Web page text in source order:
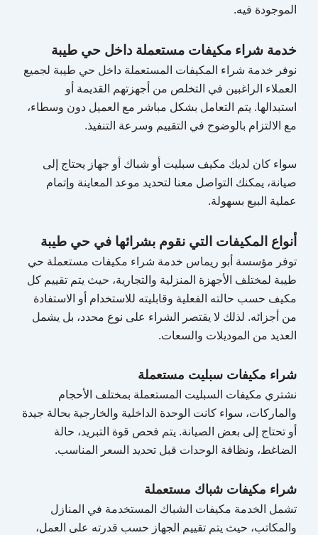
الموجودة فيه.
خدمة شراء مكيفات مستعملة داخل حي طيبة
نوفر خدمة شراء المكيفات المستعملة داخل حي طيبة لجميع
العملاء الراغبين في التخلص من أجهزتهم القديمة أو
استبدالها. يتم التعامل بشكل مباشر مع العميل دون وسطاء،
مع الالتزام بالوضوح في التقييم وسرعة التنفيذ.
سواء كان لديك مكيف سبليت أو شباك أو جهاز يحتاج إلى
صيانة، يمكنك التواصل معنا لتحديد موعد المعاينة وإتمام
عملية البيع بسهولة.
أنواع المكيفات التي نقوم بشرائها في حي طيبة
توفر مؤسسة أبو ريماس خدمة شراء مكيفات مستعملة حي
طيبة لمختلف الأجهزة المنزلية والتجارية، حيث يتم تقييم كل
مكيف حسب حالته الفعلية وقابليته للاستخدام أو الاستفادة
من أجزائه. لذلك لا يقتصر الشراء على نوع محدد، بل يشمل
العديد من الموديلات والسعات.
شراء مكيفات سبليت مستعملة
نشتري مكيفات السبليت المستعملة بمختلف الأحجام
والماركات، سواء كانت الوحدة الداخلية والخارجية بحالة جيدة
أو تحتاج إلى بعض الصيانة. يتم فحص قوة التبريد، حالة
الضاغط، ونظافة الوحدات قبل تحديد السعر المناسب.
شراء مكيفات شباك مستعملة
تشمل الخدمة مكيفات الشباك المستخدمة في المنازل
والمكاتب، حيث يتم تقييم الجهاز حسب قدرته على العمل،